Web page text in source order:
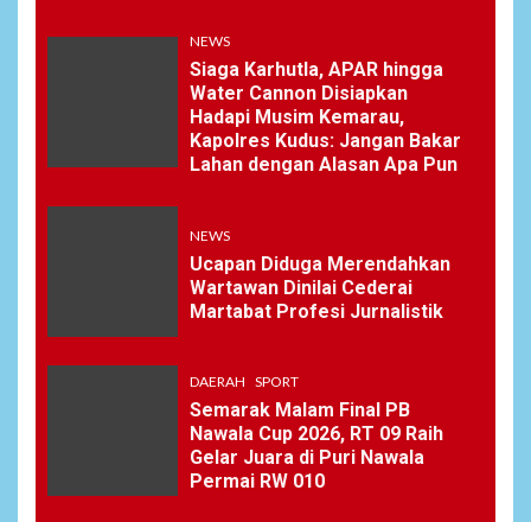
NEWS
Siaga Karhutla, APAR hingga
Water Cannon Disiapkan
Hadapi Musim Kemarau,
Kapolres Kudus: Jangan Bakar
Lahan dengan Alasan Apa Pun
NEWS
Ucapan Diduga Merendahkan
Wartawan Dinilai Cederai
Martabat Profesi Jurnalistik
DAERAH SPORT
Semarak Malam Final PB
Nawala Cup 2026, RT 09 Raih
Gelar Juara di Puri Nawala
Permai RW 010